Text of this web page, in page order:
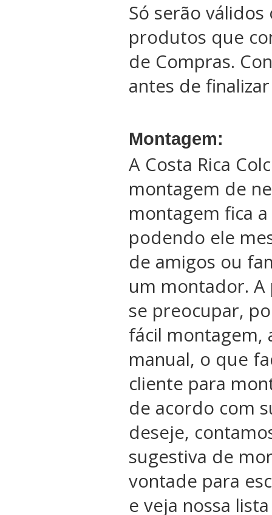
Só serão válidos
produtos que
de Compras.
antes de
Montagem:
A Costa Rica
montagem de
montagem fica
podendo ele
de amigos ou
um montador. A
se preocupar,
fácil montagem,
manual, o que
cliente para
de acordo com
deseje,
sugestiva de
vontade para
e veja nossa